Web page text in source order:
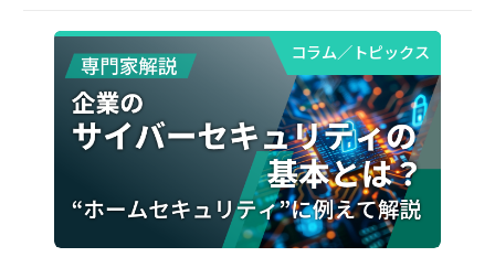
コラム／トピックス